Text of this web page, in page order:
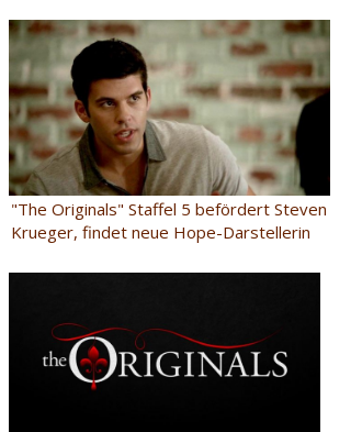
"The Originals" Staffel 5 befördert Steven
Krueger, findet neue Hope-Darstellerin